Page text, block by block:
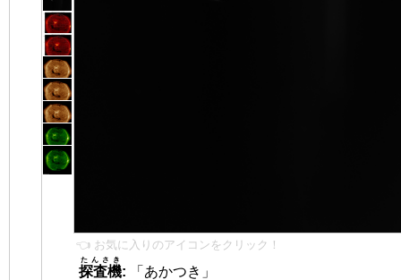
👈 お気に入りのアイコンをクリック！
探査機
たんさき
:
「あかつき」